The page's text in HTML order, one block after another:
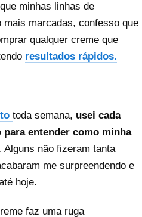
minhas linhas de
marcadas, confesso que
qualquer creme que
resultados rápidos.
toda semana, usei cada
entender como minha
Alguns não fizeram tanta
me surpreendendo e
hoje.
faz uma ruga